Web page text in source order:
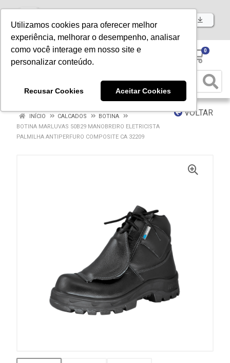
Utilizamos cookies para oferecer melhor
experiência, melhorar o desempenho, analisar
como você interage em nosso site e
personalizar conteúdo.
Recusar Cookies Aceitar Cookies
Baixe já nosso APP
0
VOLTAR
INÍCIO CALCADOS
BOTINA
BOTINA MARLUVAS 50B29 MANOBREIRO ELETRICISTA
PALMILHA ANTIPERFURO COMPOSITE CA 32209